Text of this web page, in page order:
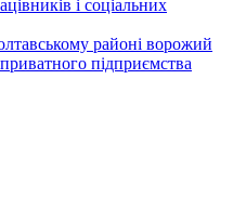
і соціальних
районі ворожий
підприємства